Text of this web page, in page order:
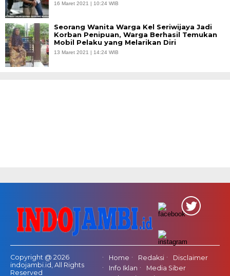
16 Maret 2021 | 10:24 WIB
Seorang Wanita Warga Kel Seriwijaya Jadi
Korban Penipuan, Warga Berhasil Temukan
Mobil Pelaku yang Melarikan Diri
13 Maret 2021 | 14:24 WIB
Copyright @ 2026
indojambi.id, All Rights
Reserved
Home Redaksi
Disclaimer
Info Iklan
Media Siber